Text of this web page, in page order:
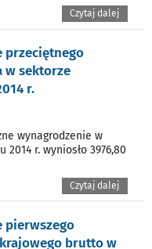
Czytaj dalej
przeciętnego
w sektorze
r.
wynagrodzenie w
r. wyniosło 3976,80
Czytaj dalej
pierwszego
brutto w